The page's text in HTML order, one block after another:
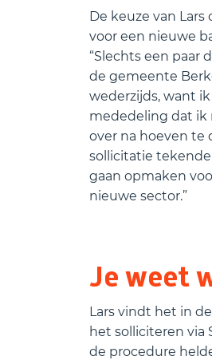
De keuze van
voor een nieuwe
“Slechts een paar
de gemeente
wederzijds, want
mededeling dat ik
over na hoeven te
sollicitatie
gaan opmaken
nieuwe sector.”
Je weet
Lars vindt het in
het solliciteren via
de procedure